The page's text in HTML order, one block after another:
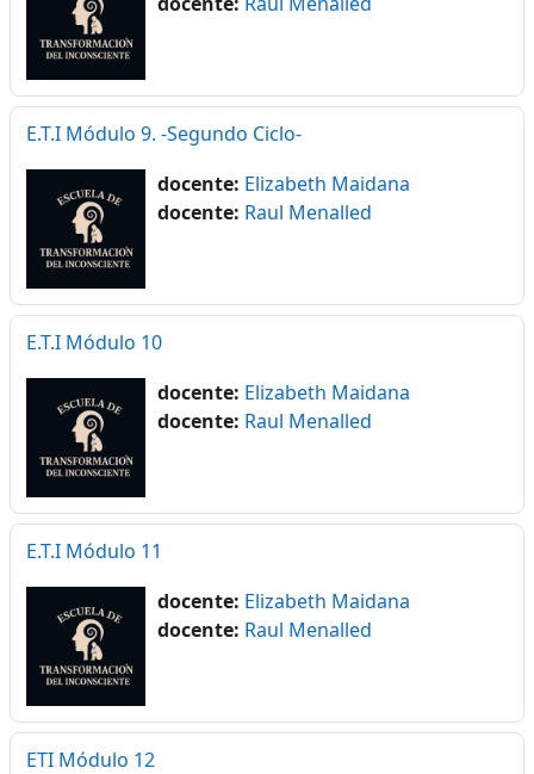
E.T.I Módulo 9. -Segundo Ciclo-
docente: Elizabeth Maidana
docente: Raul Menalled
E.T.I Módulo 10
docente: Elizabeth Maidana
docente: Raul Menalled
E.T.I Módulo 11
docente: Elizabeth Maidana
docente: Raul Menalled
ETI Módulo 12